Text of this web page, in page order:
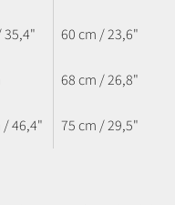
35,4" 60 cm / 23,6"
68 cm / 26,8"
/ 46,4" 75 cm / 29,5"